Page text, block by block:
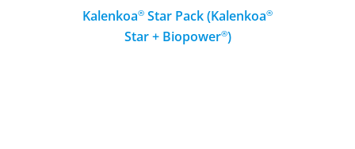
Kalenkoa® Star Pack (Kalenkoa®
Star + Biopower®)
Kalenkoa® Star Pack (Kalenkoa®
Star + Biopower®)